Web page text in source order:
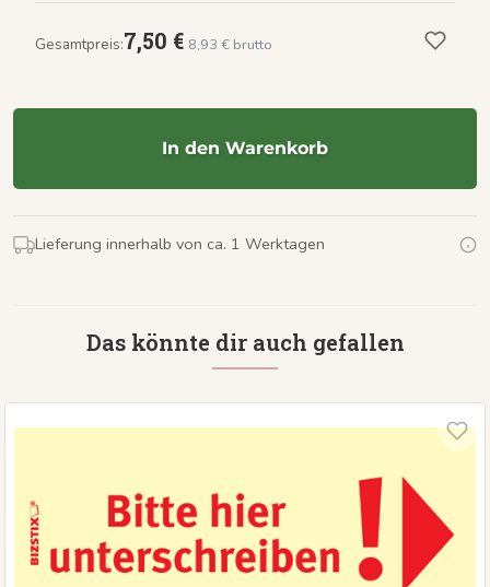
Gesamtpreis:7,50 € 8,93 € brutto
In den Warenkorb
Lieferung innerhalb von ca. 1 Werktagen
Das könnte dir auch gefallen